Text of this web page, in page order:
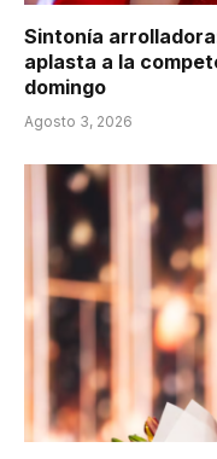
Sintonía
aplasta a la
domingo
Agosto 3, 2026